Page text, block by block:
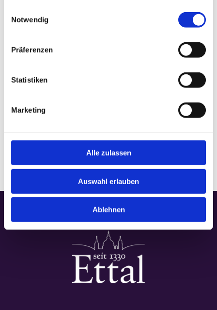
Notwendig
Präferenzen
Statistiken
Marketing
Alle zulassen
Auswahl erlauben
Ablehnen
Zeit:
Eintritt: